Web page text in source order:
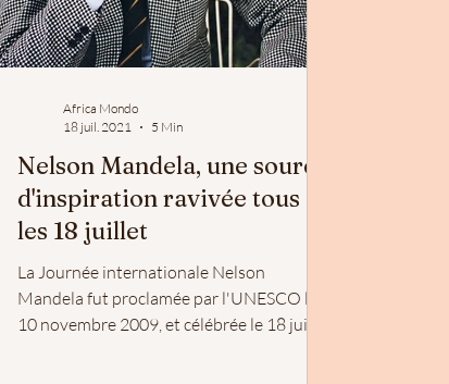
Africa Mondo
18 juil. 2021
5 Min
Nelson Mandela, une source
d'inspiration ravivée tous
les 18 juillet
La Journée internationale Nelson
Mandela fut proclamée par l'UNESCO le
10 novembre 2009, et célébrée le 18 juillet